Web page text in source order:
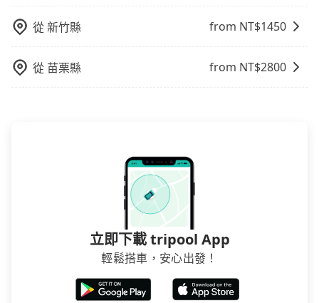
從新竹縣 from NT$1450
從 苗栗縣 from NT$2800
立即下載 tripool App
輕鬆搭車，安心出發！